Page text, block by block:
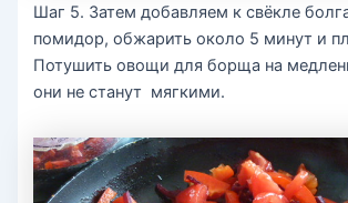
Шаг 5. Затем добавляем к свёкле
помидор, обжарить около 5 минут и
Потушить овощи для борща на
они не станут мягкими.